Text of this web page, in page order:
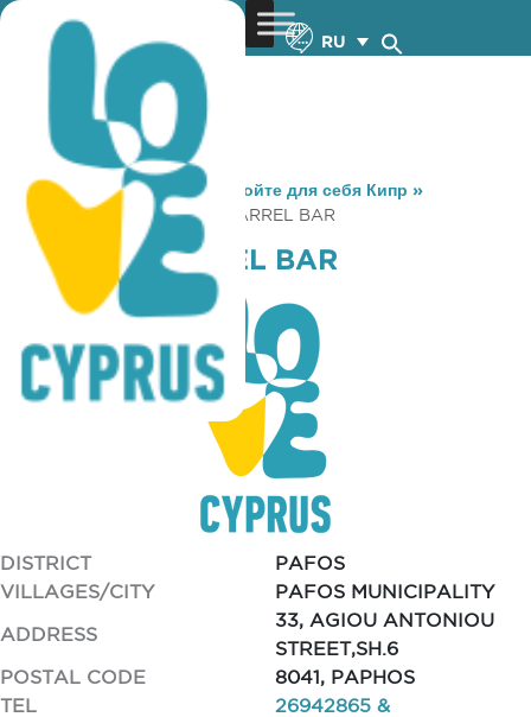
RU
You are here: Home »Откройте для себя Кипр »
Gastronomy
» KEG AND BARREL BAR
KEG AND BARREL BAR
DISTRICT
PAFOS
VILLAGES/CITY
PAFOS MUNICIPALITY
ADDRESS
33, AGIOU ANTONIOU
STREET,SH.6
POSTAL CODE
8041, PAPHOS
TEL
26942865 &